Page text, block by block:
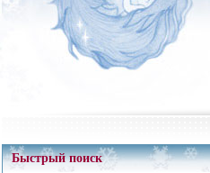
Быстрый поиск